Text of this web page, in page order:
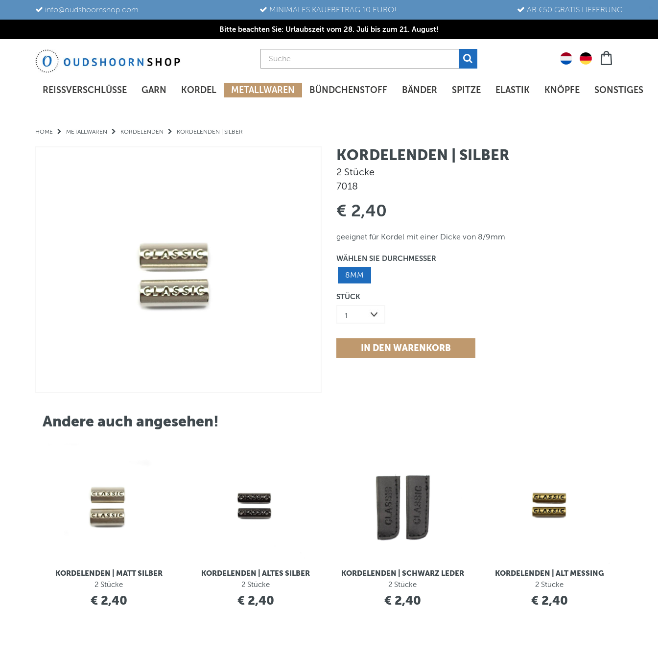
info@oudshoornshop.com MINIMALES KAUFBETRAG 10 EURO! AB €50 GRATIS LIEFERUNG
Bitte beachten Sie: Urlaubszeit vom 28. Juli bis zum 21. August!
REISSVERSCHLÜSSE GARN KORDEL METALLWAREN BÜNDCHENSTOFF BÄNDER SPITZE ELASTIK KNÖPFE SONSTIGES
HOME METALLWAREN KORDELENDEN KORDELENDEN | SILBER
KORDELENDEN | SILBER
2 Stücke
7018
€ 2,40
geeignet für Kordel mit einer Dicke von 8/9mm
WÄHLEN SIE DURCHMESSER
8MM
STÜCK
Andere auch angesehen!
KORDELENDEN | MATT SILBER
2 Stücke
€ 2,40
KORDELENDEN | ALTES SILBER
2 Stücke
€ 2,40
KORDELENDEN | SCHWARZ LEDER
2 Stücke
€ 2,40
KORDELENDEN | ALT MESSING
2 Stücke
€ 2,40